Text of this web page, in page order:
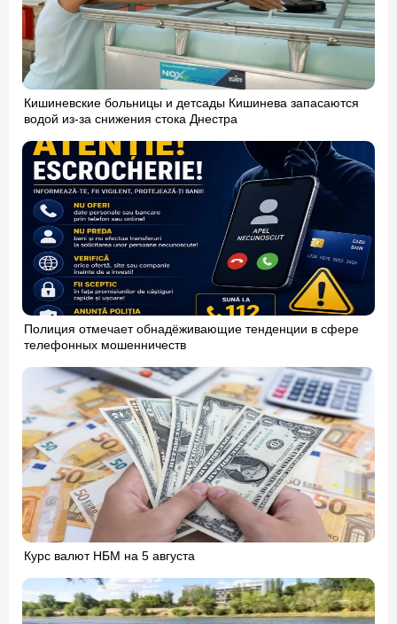
Кишиневские больницы и детсады Кишинева запасаются
водой из-за снижения стока Днестра
Полиция отмечает обнадёживающие тенденции в сфере
телефонных мошенничеств
Курс валют НБМ на 5 августа